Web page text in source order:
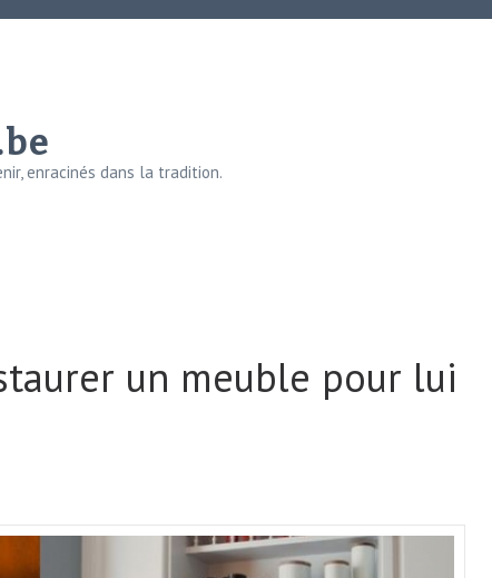
enracinés dans la tradition.
un meuble pour lui